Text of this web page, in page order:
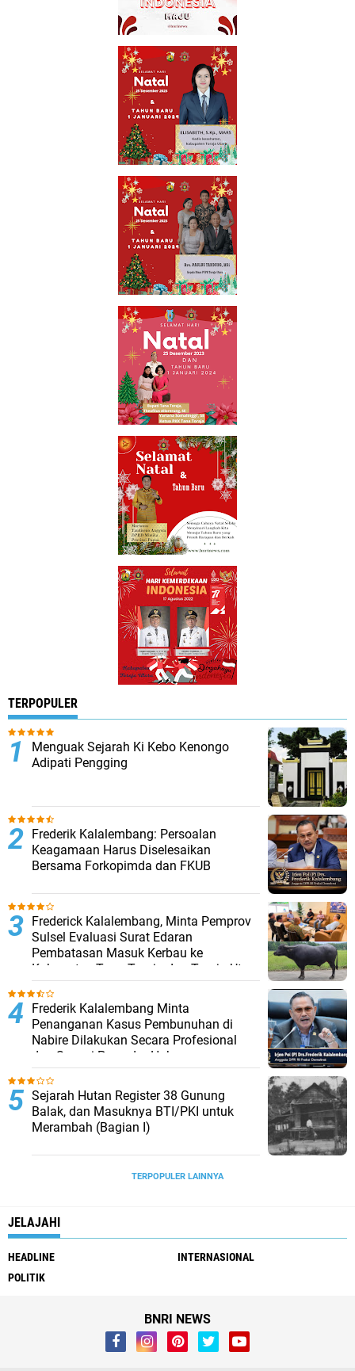
TERPOPULER
Menguak Sejarah Ki Kebo Kenongo
Adipati Pengging
Frederik Kalalembang: Persoalan
Keagamaan Harus Diselesaikan
Bersama Forkopimda dan FKUB
Frederick Kalalembang, Minta Pemprov
Sulsel Evaluasi Surat Edaran
Pembatasan Masuk Kerbau ke
Kabupaten Tana Toraja dan Toraja Utara
Frederik Kalalembang Minta
Penanganan Kasus Pembunuhan di
Nabire Dilakukan Secara Profesional
dan Sesuai Prosedur Hukum
Sejarah Hutan Register 38 Gunung
Balak, dan Masuknya BTI/PKI untuk
Merambah (Bagian I)
TERPOPULER LAINNYA
JELAJAHI
HEADLINE
INTERNASIONAL
POLITIK
BNRI NEWS